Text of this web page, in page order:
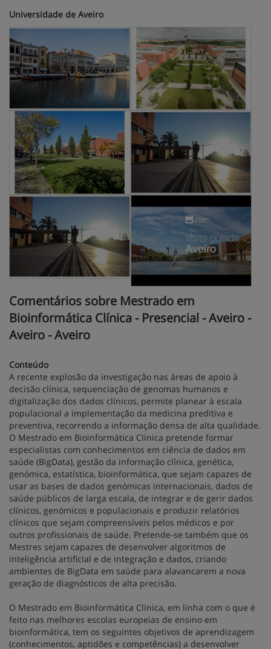
Universidade de Aveiro
Comentários sobre Mestrado em
Bioinformática Clínica - Presencial - Aveiro -
Aveiro - Aveiro
Conteúdo
A recente explosão da investigação nas áreas de apoio à
decisão clínica, sequenciação de genomas humanos e
digitalização dos dados clínicos, permite planear à escala
populacional a implementação da medicina preditiva e
preventiva, recorrendo a informação densa de alta qualidade.
O Mestrado em Bioinformática Clínica pretende formar
especialistas com conhecimentos em ciência de dados em
saúde (BigData), gestão da informação clínica, genética,
genómica, estatística, bioinformática, que sejam capazes de
usar as bases de dados genómicas internacionais, dados de
saúde públicos de larga escala, de integrar e de gerir dados
clínicos, genómicos e populacionais e produzir relatórios
clínicos que sejam compreensíveis pelos médicos e por
outros profissionais de saúde. Pretende-se também que os
Mestres sejam capazes de desenvolver algoritmos de
inteligência artificial e de integração e dados, criando
ambientes de BigData em saúde para alavancarem a nova
geração de diagnósticos de alta precisão.
O Mestrado em Bioinformática Clínica, em linha com o que é
feito nas melhores escolas europeias de ensino em
bioinformática, tem os seguintes objetivos de aprendizagem
(conhecimentos, aptidões e competências) a desenvolver